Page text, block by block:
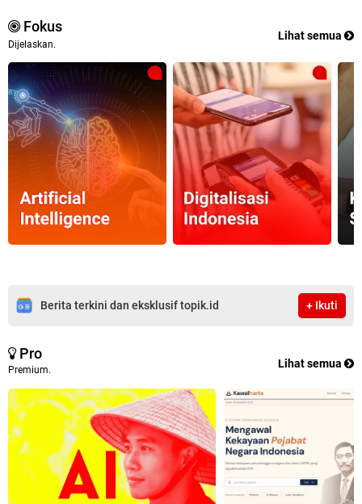
Fokus
Dijelaskan.
Lihat semua
Berita terkini dan eksklusif topik.id + Ikuti
Pro
Premium. Lihat semua